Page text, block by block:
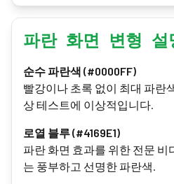
파란 화면 변형 설
순수 파란색 (#0000FF)
빨강이나 초록 없이 최대 파란
상 테스트에 이상적입니다.
로열 블루 (#4169E1)
파란 화면 효과를 위한 전문 비
는 풍부하고 선명한 파란색.